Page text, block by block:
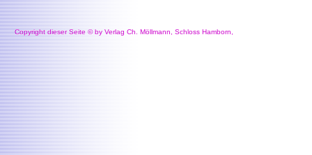
Copyright dieser Seite © by Verlag Ch. Möllmann, Schloss Hamborn,